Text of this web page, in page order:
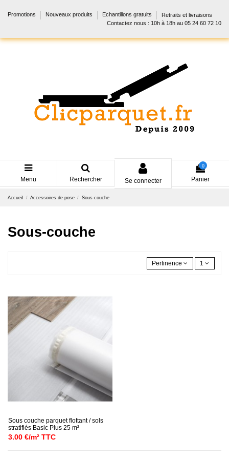
Promotions Nouveaux produits Echantillons gratuits
Retraits et livraisons
Contactez nous : 10h à 18h au 05 24 60 72 10
Menu Rechercher Se connecter
0
Panier
Accueil Accessoires de pose Sous-couche
Sous-couche
Pertinence 1
Sous couche parquet flottant / sols
stratifiés Basic Plus 25 m²
3.00 €/m² TTC